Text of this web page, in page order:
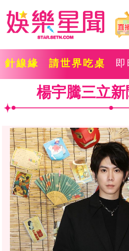
針線緣 請世界吃桌 即
楊宇騰三立